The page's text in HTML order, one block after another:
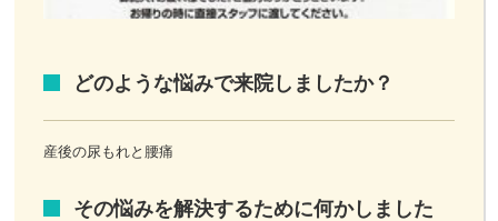
どのような悩みで来院しましたか？
産後の尿もれと腰痛
その悩みを解決するために何かしました